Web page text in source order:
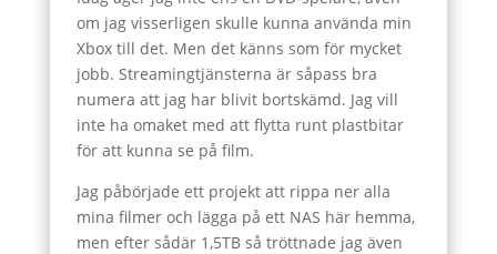
om jag visserligen skulle kunna använda min
Xbox till det. Men det känns som för mycket
jobb. Streamingtjänsterna är såpass bra
numera att jag har blivit bortskämd. Jag vill
inte ha omaket med att flytta runt plastbitar
för att kunna se på film.
Jag påbörjade ett projekt att rippa ner alla
mina filmer och lägga på ett NAS här hemma,
men efter sådär 1,5TB så tröttnade jag även